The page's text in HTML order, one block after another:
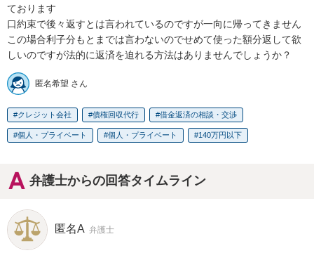
ております
口約束で後々返すとは言われているのですが一向に帰ってきません
この場合利子分もとまでは言わないのでせめて使った額分返して欲
しいのですが法的に返済を迫れる方法はありませんでしょうか？
匿名希望 さん
クレジット会社 債権回収代行 借金返済の相談・交渉
個人・プライベート 個人・プライベート 140万円以下
弁護士からの回答タイムライン
匿名A 弁護士